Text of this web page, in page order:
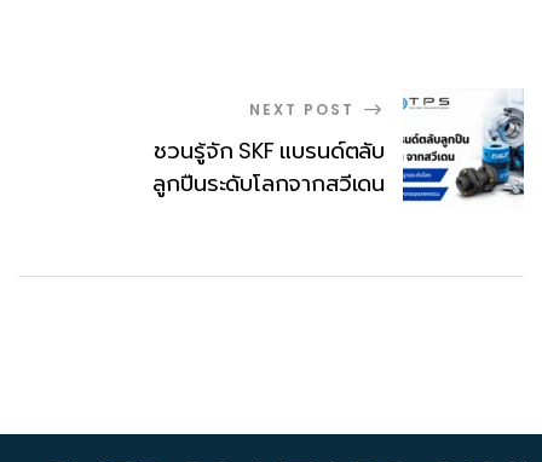
NEXT POST
ชวนรู้จัก SKF แบรนด์ตลับ
ลูกปืนระดับโลกจากสวีเดน